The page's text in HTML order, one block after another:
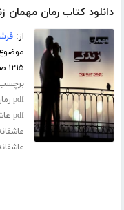
دانلود کتاب رمان مهمان
از:
۱۲۱۵ صفحه
pdf رمان
pdf عاشقانه